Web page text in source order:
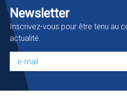
Newsletter
Inscrivez-vous pour être tenu au
actualité.